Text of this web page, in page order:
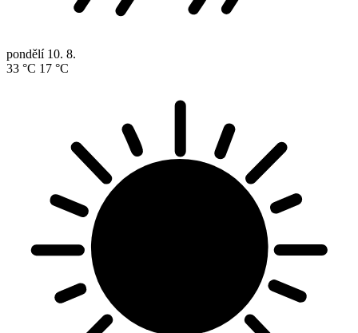
pondělí 10. 8.
33 °C 17 °C